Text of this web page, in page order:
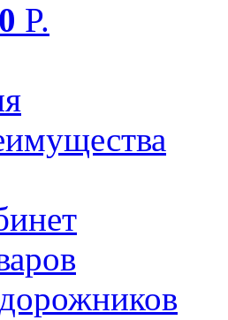
0 P.